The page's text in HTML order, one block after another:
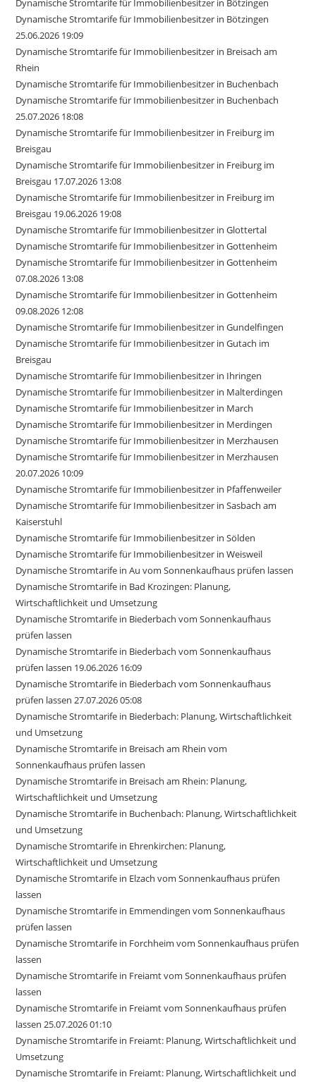
Dynamische Stromtarife für Immobilienbesitzer in Bötzingen
Dynamische Stromtarife für Immobilienbesitzer in Bötzingen
25.06.2026 19:09
Dynamische Stromtarife für Immobilienbesitzer in Breisach am
Rhein
Dynamische Stromtarife für Immobilienbesitzer in Buchenbach
Dynamische Stromtarife für Immobilienbesitzer in Buchenbach
25.07.2026 18:08
Dynamische Stromtarife für Immobilienbesitzer in Freiburg im
Breisgau
Dynamische Stromtarife für Immobilienbesitzer in Freiburg im
Breisgau 17.07.2026 13:08
Dynamische Stromtarife für Immobilienbesitzer in Freiburg im
Breisgau 19.06.2026 19:08
Dynamische Stromtarife für Immobilienbesitzer in Glottertal
Dynamische Stromtarife für Immobilienbesitzer in Gottenheim
Dynamische Stromtarife für Immobilienbesitzer in Gottenheim
07.08.2026 13:08
Dynamische Stromtarife für Immobilienbesitzer in Gottenheim
09.08.2026 12:08
Dynamische Stromtarife für Immobilienbesitzer in Gundelfingen
Dynamische Stromtarife für Immobilienbesitzer in Gutach im
Breisgau
Dynamische Stromtarife für Immobilienbesitzer in Ihringen
Dynamische Stromtarife für Immobilienbesitzer in Malterdingen
Dynamische Stromtarife für Immobilienbesitzer in March
Dynamische Stromtarife für Immobilienbesitzer in Merdingen
Dynamische Stromtarife für Immobilienbesitzer in Merzhausen
Dynamische Stromtarife für Immobilienbesitzer in Merzhausen
20.07.2026 10:09
Dynamische Stromtarife für Immobilienbesitzer in Pfaffenweiler
Dynamische Stromtarife für Immobilienbesitzer in Sasbach am
Kaiserstuhl
Dynamische Stromtarife für Immobilienbesitzer in Sölden
Dynamische Stromtarife für Immobilienbesitzer in Weisweil
Dynamische Stromtarife in Au vom Sonnenkaufhaus prüfen lassen
Dynamische Stromtarife in Bad Krozingen: Planung,
Wirtschaftlichkeit und Umsetzung
Dynamische Stromtarife in Biederbach vom Sonnenkaufhaus
prüfen lassen
Dynamische Stromtarife in Biederbach vom Sonnenkaufhaus
prüfen lassen 19.06.2026 16:09
Dynamische Stromtarife in Biederbach vom Sonnenkaufhaus
prüfen lassen 27.07.2026 05:08
Dynamische Stromtarife in Biederbach: Planung, Wirtschaftlichkeit
und Umsetzung
Dynamische Stromtarife in Breisach am Rhein vom
Sonnenkaufhaus prüfen lassen
Dynamische Stromtarife in Breisach am Rhein: Planung,
Wirtschaftlichkeit und Umsetzung
Dynamische Stromtarife in Buchenbach: Planung, Wirtschaftlichkeit
und Umsetzung
Dynamische Stromtarife in Ehrenkirchen: Planung,
Wirtschaftlichkeit und Umsetzung
Dynamische Stromtarife in Elzach vom Sonnenkaufhaus prüfen
lassen
Dynamische Stromtarife in Emmendingen vom Sonnenkaufhaus
prüfen lassen
Dynamische Stromtarife in Forchheim vom Sonnenkaufhaus prüfen
lassen
Dynamische Stromtarife in Freiamt vom Sonnenkaufhaus prüfen
lassen
Dynamische Stromtarife in Freiamt vom Sonnenkaufhaus prüfen
lassen 25.07.2026 01:10
Dynamische Stromtarife in Freiamt: Planung, Wirtschaftlichkeit und
Umsetzung
Dynamische Stromtarife in Freiamt: Planung, Wirtschaftlichkeit und